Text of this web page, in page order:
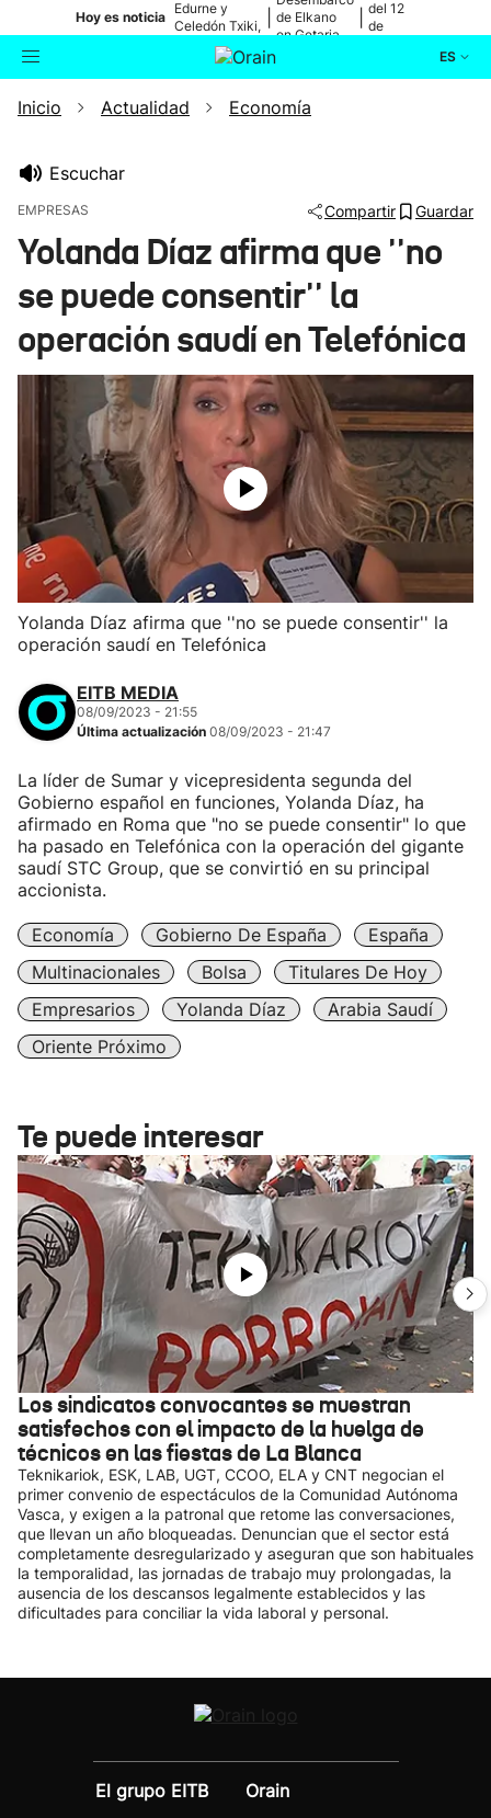
Hoy es noticia
Edurne y
Celedón Txiki,
en directo
de Elkano
en Getaria
del 12
de
ES
Buscador Actualidad
Ikusmiran
Eguraldia
Inicio Actualidad Economía
Escuchar
EMPRESAS Compartir Guardar
Yolanda Díaz afirma que ''no
se puede consentir'' la
operación saudí en Telefónica
Yolanda Díaz afirma que ''no se puede consentir'' la
operación saudí en Telefónica
EITB MEDIA
08/09/2023 - 21:55
Última actualización 08/09/2023 - 21:47
La líder de Sumar y vicepresidenta segunda del
Gobierno español en funciones, Yolanda Díaz, ha
afirmado en Roma que "no se puede consentir" lo que
ha pasado en Telefónica con la operación del gigante
saudí STC Group, que se convirtió en su principal
accionista.
Economía Gobierno De España
España
Multinacionales
Bolsa
Titulares De Hoy
Empresarios
Yolanda Díaz
Arabia Saudí
Oriente Próximo
Te puede interesar
Los sindicatos convocantes se muestran
satisfechos con el impacto de la huelga de
técnicos en las fiestas de La Blanca
Teknikariok, ESK, LAB, UGT, CCOO, ELA y CNT negocian el
primer convenio de espectáculos de la Comunidad Autónoma
Vasca, y exigen a la patronal que retome las conversaciones,
que llevan un año bloqueadas. Denuncian que el sector está
completamente desregularizado y aseguran que son habituales
la temporalidad, las jornadas de trabajo muy prolongadas, la
ausencia de los descansos legalmente establecidos y las
dificultades para conciliar la vida laboral y personal.
El grupo EITB
Orain